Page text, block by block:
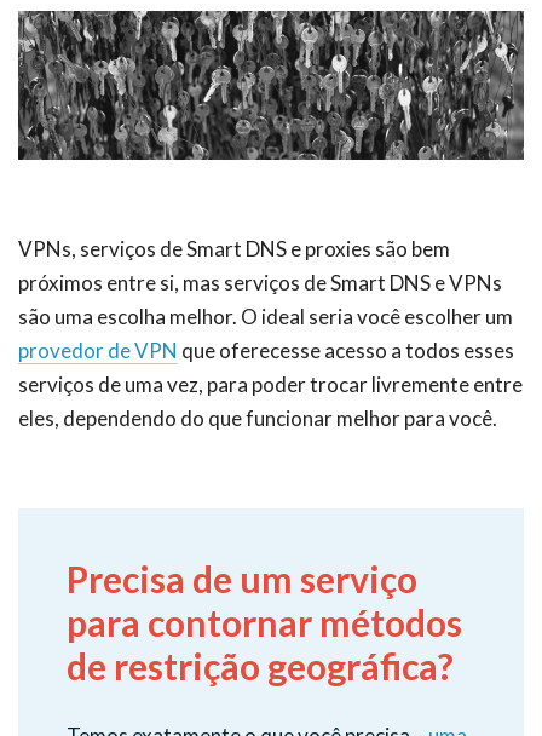
VPNs, serviços de Smart DNS e proxies são bem
próximos entre si, mas serviços de Smart DNS e VPNs
são uma escolha melhor. O ideal seria você escolher um
provedor de VPN que oferecesse acesso a todos esses
serviços de uma vez, para poder trocar livremente entre
eles, dependendo do que funcionar melhor para você.
Precisa de um serviço
para contornar métodos
de restrição geográfica?